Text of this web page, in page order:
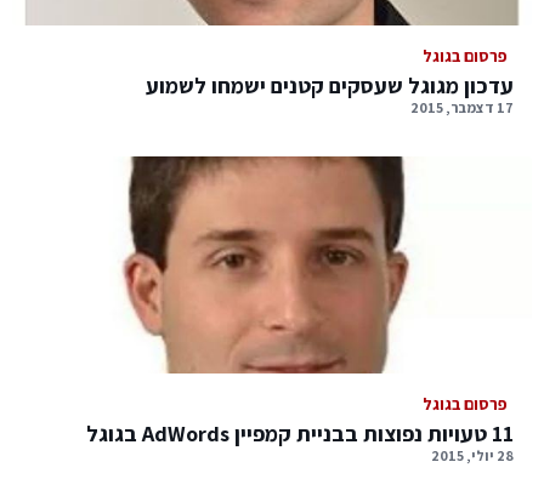
פרסום בגוגל
עדכון מגוגל שעסקים קטנים ישמחו לשמוע
17 דצמבר, 2015
פרסום בגוגל
11 טעויות נפוצות בבניית קמפיין AdWords בגוגל
28 יולי, 2015